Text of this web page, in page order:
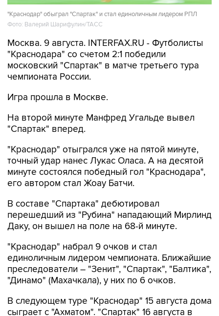
"Краснодар" обыграл "Спартак" и стал единоличным лидером РПЛ
Фото: Валерий Шарифулин/ТАСС
Москва. 9 августа. INTERFAX.RU - Футболисты
"Краснодара" со счетом 2:1 победили
московский "Спартак" в матче третьего тура
чемпионата России.
Игра прошла в Москве.
На второй минуте Манфред Угальде вывел
"Спартак" вперед.
"Краснодар" отыгрался уже на пятой минуте,
точный удар нанес Лукас Оласа. А на десятой
минуте состоялся победный гол "Краснодара",
его автором стал Жоау Батчи.
В составе "Спартака" дебютировал
перешедший из "Рубина" нападающий Мирлинд
Даку, он вышел на поле на 68-й минуте.
"Краснодар" набрал 9 очков и стал
единоличным лидером чемпионата. Ближайшие
преследователи – "Зенит", "Спартак", "Балтика",
"Динамо" (Махачкала), у них по 6 очков.
В следующем туре "Краснодар" 15 августа дома
сыграет с "Ахматом". "Спартак" 16 августа в